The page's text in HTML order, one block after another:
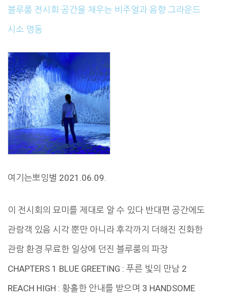
블루룸 전시회 공간을 채우는 비주얼과 음향 그라운드
시소 명동
여기는뽀잉별 2021.06.09.
이 전시회의 묘미를 제대로 알 수 있다 반대편 공간에도
관람객 있음 시각 뿐만 아니라 후각까지 더해진 진화한
관람 환경 무료한 일상에 던진 블루룸의 파장
CHAPTERS 1 BLUE GREETING : 푸른 빛의 만남 2
REACH HIGH : 황홀한 안내를 받으며 3 HANDSOME